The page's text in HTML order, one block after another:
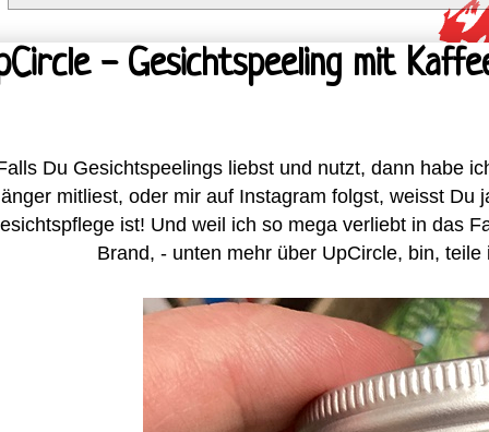
- Gesichtspeeling mit
Du Gesichtspeelings liebst und nutzt, dann habe
mitliest, oder mir auf Instagram folgst, weisst Du
ist! Und weil ich so mega verliebt in das
Brand, - unten mehr über UpCircle, bin,